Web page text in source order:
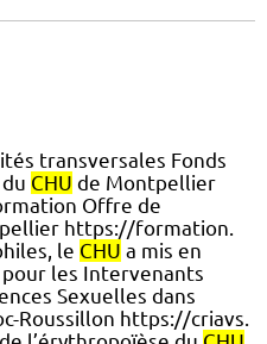
transversales Fonds
CHU de Montpellier
Offre de
https://formation.
le CHU a mis en
les Intervenants
Sexuelles dans
Roussillon https://criavs.